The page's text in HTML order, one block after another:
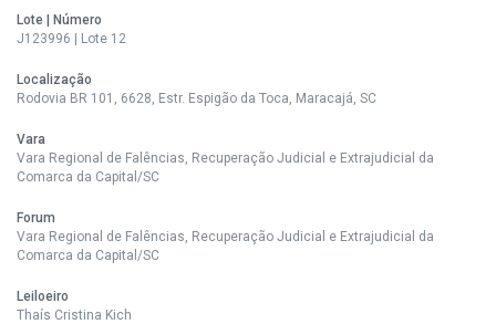
Lote | Número
J123996 | Lote 12
Localização
Rodovia BR 101, 6628, Estr. Espigão da Toca, Maracajá, SC
Vara
Vara Regional de Falências, Recuperação Judicial e Extrajudicial da
Comarca da Capital/SC
Forum
Vara Regional de Falências, Recuperação Judicial e Extrajudicial da
Comarca da Capital/SC
Leiloeiro
Thaís Cristina Kich